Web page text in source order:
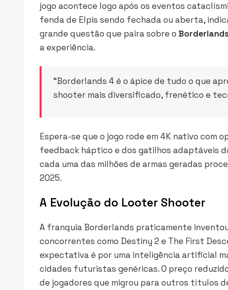
jogo acontece logo após os eventos
fenda de Elpis sendo fechada ou aberta,
grande questão que paira sobre o
a experiência.
“Borderlands 4 é o ápice de tudo o que
shooter mais diversificado, frenético e
Espera-se que o jogo rode em 4K nativo com
feedback háptico e dos gatilhos adaptáveis
cada uma das milhões de armas geradas
2025.
A Evolução do Looter Shooter
A franquia Borderlands praticamente
concorrentes como Destiny 2 e The First
expectativa é por uma inteligência artificial
cidades futuristas genéricas. O preço
de jogadores que migrou para outros títulos